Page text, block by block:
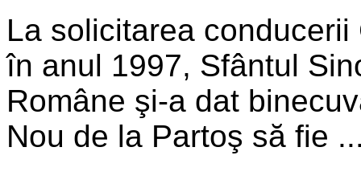
La solicitarea
în anul 1997, Sfântul
Române şi-a dat
Nou de la Partoş să fie